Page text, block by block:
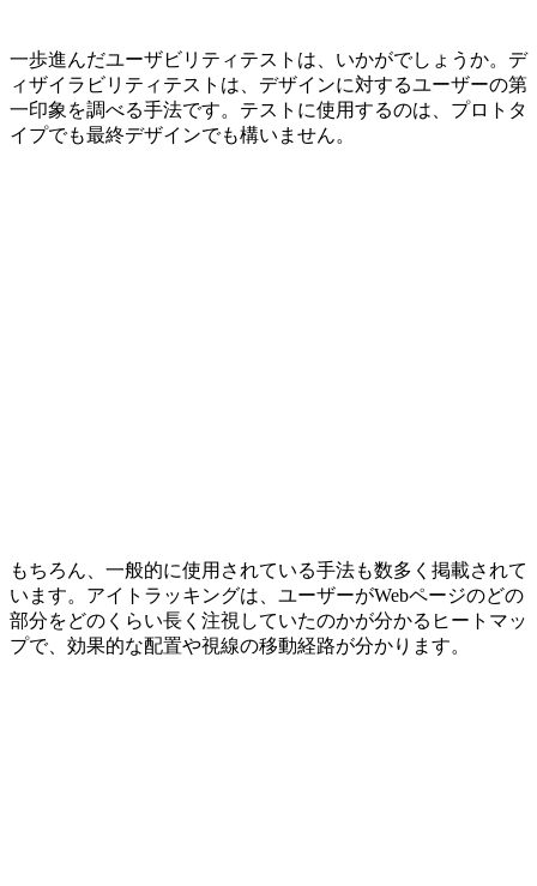
一歩進んだユーザビリティテストは、いかがでしょうか。デ
ィザイラビリティテストは、デザインに対するユーザーの第
一印象を調べる手法です。テストに使用するのは、プロトタ
イプでも最終デザインでも構いません。
もちろん、一般的に使用されている手法も数多く掲載されて
います。アイトラッキングは、ユーザーがWebページのどの
部分をどのくらい長く注視していたのかが分かるヒートマッ
プで、効果的な配置や視線の移動経路が分かります。